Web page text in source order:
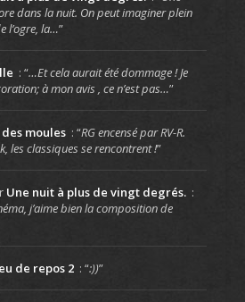
dans la nuit. On peut imaginer plein
l’ogre, la…”
: “…Et cela aurait été dommage ! Je
à mon avis , ce n’est pas…”
moules : “RG encensé par RV-R.
les classiques se rencontrent !”
Une nuit à plus de vingt degrés. :
j’aime bien la composition de
de repos 2 : “:))”